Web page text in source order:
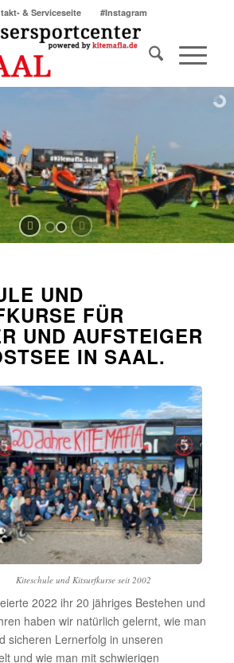
& Serviceseite #Instagram
UND
FÜR
UND AUFSTEIGER
IN SAAL.
Kiteschule und Kitsurfkurse seit 2002
2022 ihr 20 jähriges Bestehen und
haben wir natürlich gelernt, wie man
sicheren Lernerfolg in unseren
und wie man mit schwierigen